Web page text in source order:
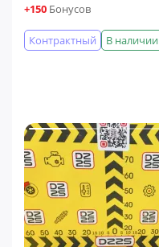
+150 Бонусов
В наличии
Контрактный